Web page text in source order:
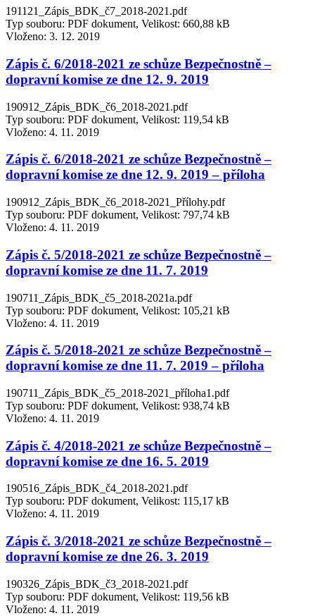
191121_Zápis_BDK_č7_2018-2021.pdf
Typ souboru: PDF dokument, Velikost: 660,88 kB
Vloženo: 3. 12. 2019
Zápis č. 6/2018-2021 ze schůze Bezpečnostně –
dopravní komise ze dne 12. 9. 2019
190912_Zápis_BDK_č6_2018-2021.pdf
Typ souboru: PDF dokument, Velikost: 119,54 kB
Vloženo: 4. 11. 2019
Zápis č. 6/2018-2021 ze schůze Bezpečnostně –
dopravní komise ze dne 12. 9. 2019 – příloha
190912_Zápis_BDK_č6_2018-2021_Přílohy.pdf
Typ souboru: PDF dokument, Velikost: 797,74 kB
Vloženo: 4. 11. 2019
Zápis č. 5/2018-2021 ze schůze Bezpečnostně –
dopravní komise ze dne 11. 7. 2019
190711_Zápis_BDK_č5_2018-2021a.pdf
Typ souboru: PDF dokument, Velikost: 105,21 kB
Vloženo: 4. 11. 2019
Zápis č. 5/2018-2021 ze schůze Bezpečnostně –
dopravní komise ze dne 11. 7. 2019 – příloha
190711_Zápis_BDK_č5_2018-2021_příloha1.pdf
Typ souboru: PDF dokument, Velikost: 938,74 kB
Vloženo: 4. 11. 2019
Zápis č. 4/2018-2021 ze schůze Bezpečnostně –
dopravní komise ze dne 16. 5. 2019
190516_Zápis_BDK_č4_2018-2021.pdf
Typ souboru: PDF dokument, Velikost: 115,17 kB
Vloženo: 4. 11. 2019
Zápis č. 3/2018-2021 ze schůze Bezpečnostně –
dopravní komise ze dne 26. 3. 2019
190326_Zápis_BDK_č3_2018-2021.pdf
Typ souboru: PDF dokument, Velikost: 119,56 kB
Vloženo: 4. 11. 2019